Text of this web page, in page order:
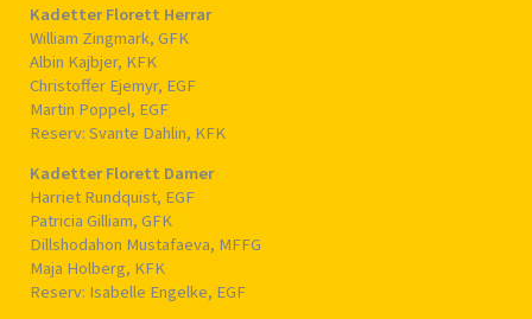
Kadetter Florett Herrar
William Zingmark, GFK
Albin Kajbjer, KFK
Christoffer Ejemyr, EGF
Martin Poppel, EGF
Reserv: Svante Dahlin, KFK
Kadetter Florett Damer
Harriet Rundquist, EGF
Patricia Gilliam, GFK
Dillshodahon Mustafaeva, MFFG
Maja Holberg, KFK
Reserv: Isabelle Engelke, EGF